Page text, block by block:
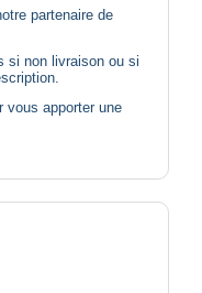
partenaire de
si non livraison ou si
vous apporter une